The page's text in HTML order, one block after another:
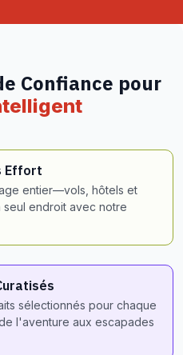
Confiance pour
Effort
entier—vols, hôtels et
endroit avec notre
sélectionnés pour chaque
l'aventure aux escapades